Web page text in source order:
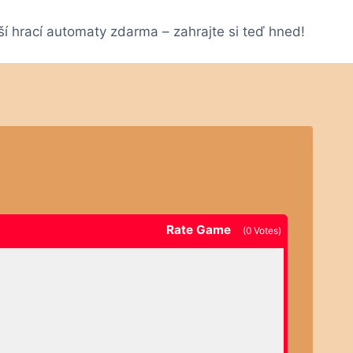
hrací automaty zdarma – zahrajte si teď hned!
Rate Game (0 Votes)